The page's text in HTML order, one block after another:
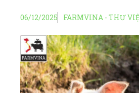
06/12/2025 FARMVINA - THƯ